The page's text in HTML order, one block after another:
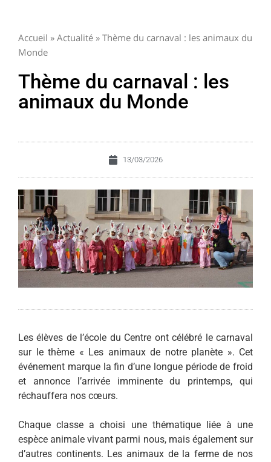
Accueil » Actualité » Thème du carnaval : les animaux du
Monde
Thème du carnaval : les
animaux du Monde
13/03/2026
Les élèves de l’école du Centre ont célébré le carnaval
sur le thème « Les animaux de notre planète ». Cet
événement marque la fin d’une longue période de froid
et annonce l’arrivée imminente du printemps, qui
réchauffera nos cœurs.
Chaque classe a choisi une thématique liée à une
espèce animale vivant parmi nous, mais également sur
d’autres continents. Les animaux de la ferme de nos